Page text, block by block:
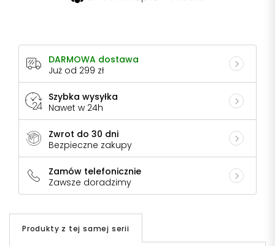
DARMOWA dostawa
Już od 299 zł
Szybka wysyłka
Nawet w 24h
Zwrot do 30 dni
Bezpieczne zakupy
Zamów telefonicznie
Zawsze doradzimy
Produkty z tej samej serii